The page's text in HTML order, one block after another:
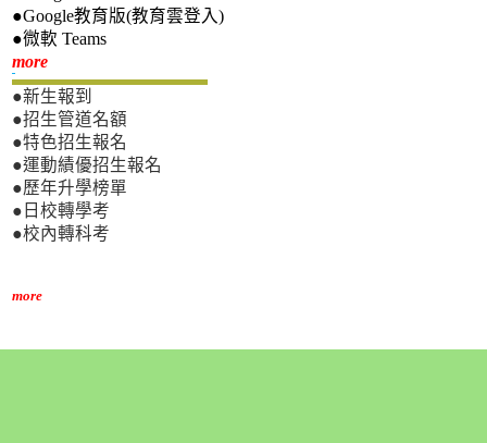
●Google教育版(教育雲登入)
●微軟 Teams
more新生專區
●新生報到
●招生管道名額
●特色招生報名
●運動績優招生報名
●歷年升學榜單
●日校轉學考
●校內轉科考
more